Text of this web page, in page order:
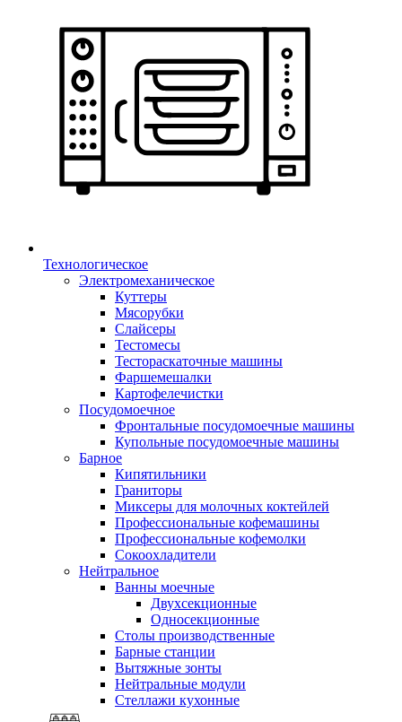
Технологическое
Электромеханическое
Куттеры
Мясорубки
Слайсеры
Тестомесы
Тестораскаточные машины
Фаршемешалки
Картофелечистки
Посудомоечное
Фронтальные посудомоечные машины
Купольные посудомоечные машины
Барное
Кипятильники
Граниторы
Миксеры для молочных коктейлей
Профессиональные кофемашины
Профессиональные кофемолки
Сокоохладители
Нейтральное
Ванны моечные
Двухсекционные
Односекционные
Столы производственные
Барные станции
Вытяжные зонты
Нейтральные модули
Стеллажи кухонные